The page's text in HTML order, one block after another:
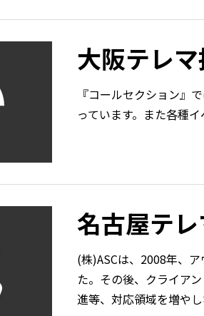
大阪テレ
『コールセクション』
っています。また各種
名古屋テ
(株)ASCは、2008年、
た。その後、クライア
進等、対応領域を増や